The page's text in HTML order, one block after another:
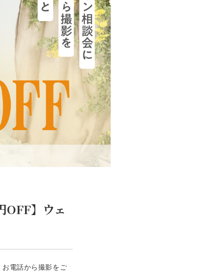
OFF】ウェ
電話から撮影をご